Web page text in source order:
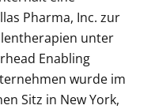
Pharma, Inc. zur
unter
Enabling
wurde im
Sitz in New York,